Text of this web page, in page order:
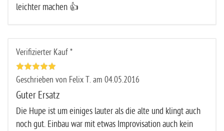
leichter machen 👍
Verifizierter Kauf *
Geschrieben von Felix T. am 04.05.2016
Guter Ersatz
Die Hupe ist um einiges lauter als die alte und klingt auch
noch gut. Einbau war mit etwas Improvisation auch kein